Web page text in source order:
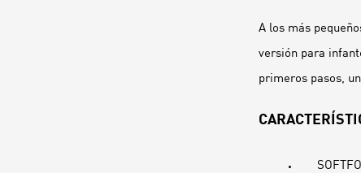
A los más
versión para
primeros pasos,